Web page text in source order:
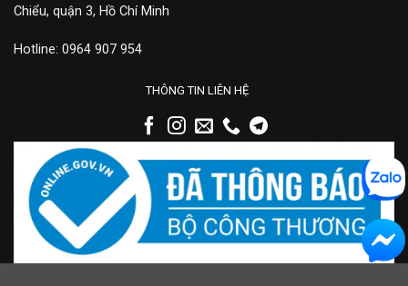
Chiểu, quận 3, Hồ Chí Minh
Hotline: 0964 907 954
THÔNG TIN LIÊN HỆ